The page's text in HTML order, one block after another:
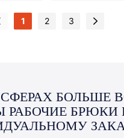
Они
на
Командной
ремонтной,
и практичные
для хранения.
сочетая
1 2 3
БОЛЬШЕ
БРЮКИ